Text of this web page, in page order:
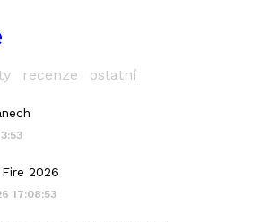
recenze ostatní
2026
17:08:53